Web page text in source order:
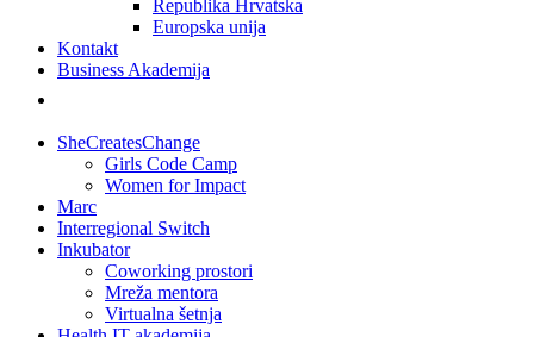
Republika Hrvatska
Europska unija
Kontakt
Business Akademija
SheCreatesChange
Girls Code Camp
Women for Impact
Marc
Interregional Switch
Inkubator
Coworking prostori
Mreža mentora
Virtualna šetnja